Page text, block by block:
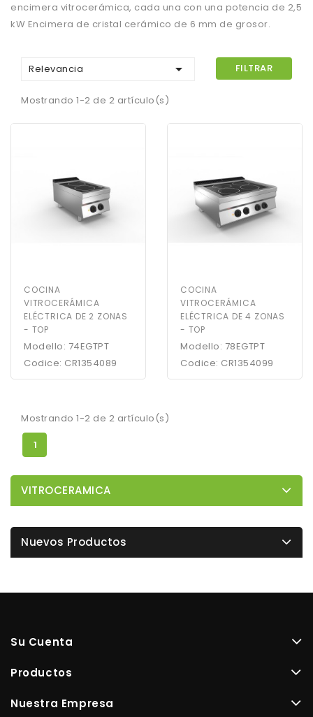
encimera vitrocerámica, cada una con una potencia de 2,5
kW Encimera de cristal cerámico de 6 mm de grosor.
Relevancia  FILTRAR
Mostrando 1-2 de 2 artículo(s)
COCINA
VITROCERÁMICA
ELÉCTRICA DE 2 ZONAS
- TOP
Modello: 74EGTPT
Codice: CR1354089
COCINA
VITROCERÁMICA
ELÉCTRICA DE 4 ZONAS
- TOP
Modello: 78EGTPT
Codice: CR1354099
Mostrando 1-2 de 2 artículo(s)
1
VITROCERAMICA
Nuevos Productos
Su Cuenta
Productos
Nuestra Empresa